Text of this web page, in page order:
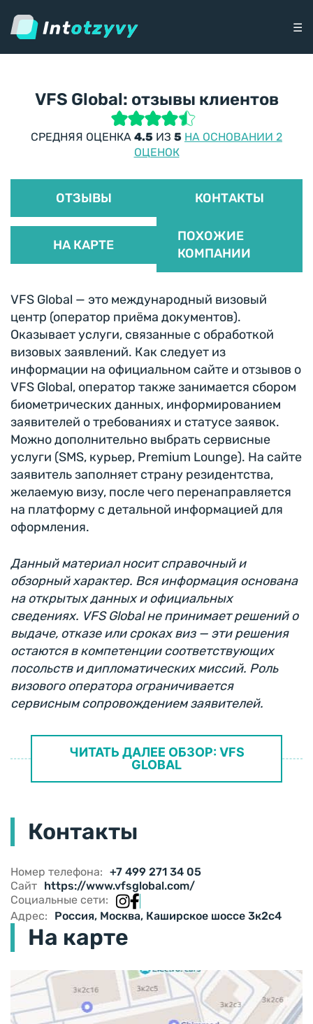
☰
VFS Global: отзывы клиентов
СРЕДНЯЯ ОЦЕНКА 4.5 ИЗ 5 НА ОСНОВАНИИ 2
ОЦЕНОК
ОТЗЫВЫ КОНТАКТЫ
НА КАРТЕ
ПОХОЖИЕ
КОМПАНИИ
VFS Global — это международный визовый
центр (оператор приёма документов).
Оказывает услуги, связанные с обработкой
визовых заявлений. Как следует из
информации на официальном сайте и отзывов о
VFS Global, оператор также занимается сбором
биометрических данных, информированием
заявителей о требованиях и статусе заявок.
Можно дополнительно выбрать сервисные
услуги (SMS, курьер, Premium Lounge). На сайте
заявитель заполняет страну резидентства,
желаемую визу, после чего перенаправляется
на платформу с детальной информацией для
оформления.
Данный материал носит справочный и
обзорный характер. Вся информация основана
на открытых данных и официальных
сведениях. VFS Global не принимает решений о
выдаче, отказе или сроках виз — эти решения
остаются в компетенции соответствующих
посольств и дипломатических миссий. Роль
визового оператора ограничивается
сервисным сопровождением заявителей.
ЧИТАТЬ ДАЛЕЕ ОБЗОР: VFS
GLOBAL
Контакты
Номер телефона: +7 499 271 34 05
Сайт https://www.vfsglobal.com/
Социальные сети:
Адрес:
Россия, Москва, Каширское шоссе 3к2с4
На карте